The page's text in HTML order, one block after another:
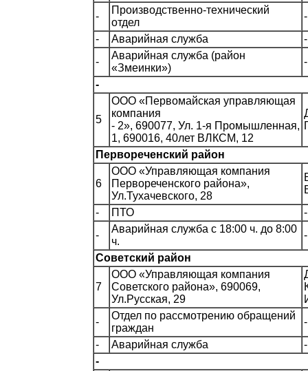
-
Производственно-технический
отдел
-
-
Аварийная служба
-
-
Аварийная служба (район
«Змеинки»)
-
-
5
ООО «Первомайская управляющая
компания
- 2», 690077, Ул. 1-я Промышленная,
1, 690016, 40лет ВЛКСМ, 12
Первореченский район
6
ООО «Управляющая компания
Первореченского района»,
Ул.Тухачевского, 28
-
ПТО
-
-
Аварийная служба с 18:00 ч. до 8:00
ч.
-
Советский район
7
ООО «Управляющая компания
Советского района», 690069,
Ул.Русская, 29
-
Отдел по рассмотрению обращений
граждан
-
-
Аварийная служба
-
-